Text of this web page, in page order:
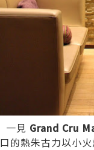
一見 Grand Cru
口的熱朱古力以小